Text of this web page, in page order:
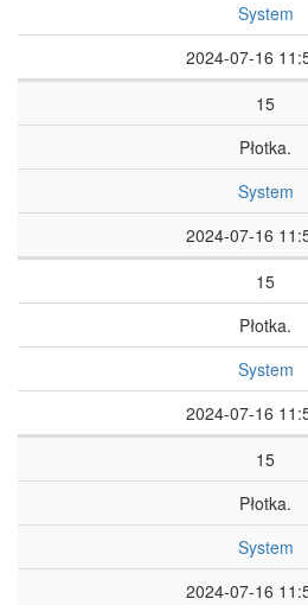
System
2024-07-16
15
Płotka.
System
2024-07-16
15
Płotka.
System
2024-07-16
15
Płotka.
System
2024-07-16